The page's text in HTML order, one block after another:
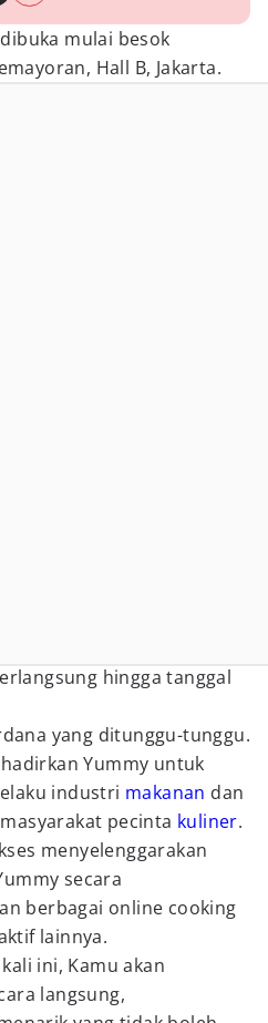
mulai besok
Hall B, Jakarta.
hingga tanggal
yang ditunggu-tunggu.
Yummy untuk
industri makanan dan
pecinta kuliner.
menyelenggarakan
secara
berbagai online cooking
lainnya.
ini, Kamu akan
langsung,